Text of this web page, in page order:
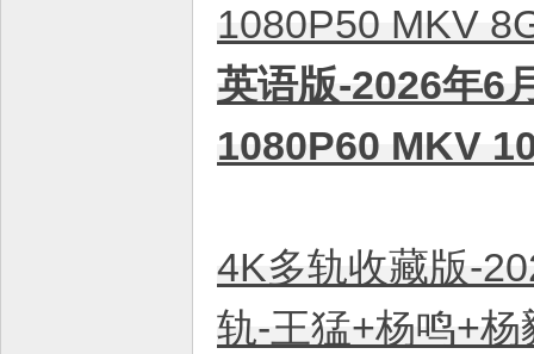
1080P50 MKV
英语版-2026年6
1080P60 MKV
4K多轨收藏版-
轨-王猛+杨鸣+